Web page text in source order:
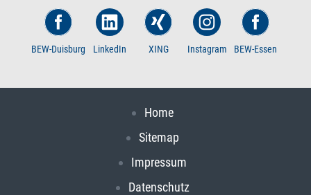
BEW-Duisburg LinkedIn XING Instagram BEW-Essen
Home
Sitemap
Impressum
Datenschutz